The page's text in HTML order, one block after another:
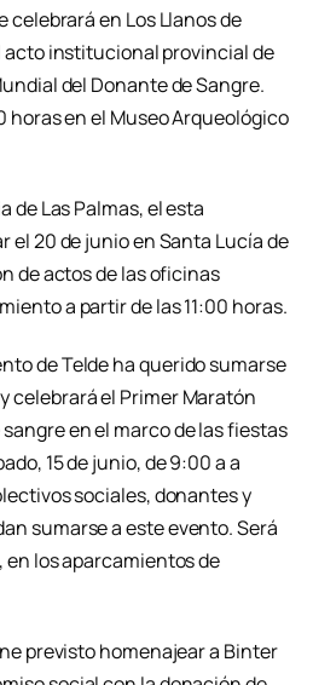
celebrará en Los Llanos de
acto institucional provincial de
del Donante de Sangre.
horas en el Museo Arqueológico
de Las Palmas, el esta
el 20 de junio en Santa Lucía de
de actos de las oficinas
a partir de las 11:00 horas.
de Telde ha querido sumarse
celebrará el Primer Maratón
en el marco de las fiestas
15 de junio, de 9:00 a a
sociales, donantes y
sumarse a este evento. Será
en los aparcamientos de
previsto homenajear a Binter